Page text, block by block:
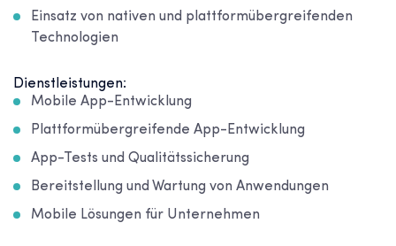
Einsatz von nativen und plattformübergreifenden
Technologien
Dienstleistungen:
Mobile App-Entwicklung
Plattformübergreifende App-Entwicklung
App-Tests und Qualitätssicherung
Bereitstellung und Wartung von Anwendungen
Mobile Lösungen für Unternehmen